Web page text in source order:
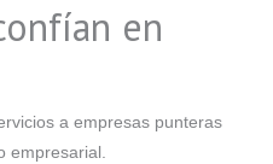
en
a empresas punteras
empresarial.